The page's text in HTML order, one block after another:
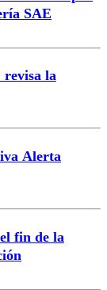
SAE
revisa la
Alerta
fin de la